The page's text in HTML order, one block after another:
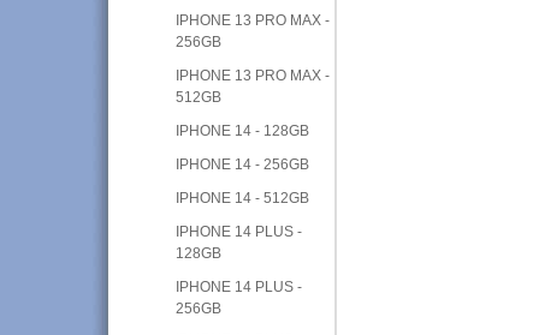
IPHONE 13 PRO MAX -
256GB
IPHONE 13 PRO MAX -
512GB
IPHONE 14 - 128GB
IPHONE 14 - 256GB
IPHONE 14 - 512GB
IPHONE 14 PLUS -
128GB
IPHONE 14 PLUS -
256GB